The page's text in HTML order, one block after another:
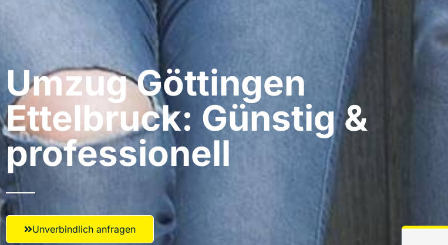
Umzug Göttingen​
Ettelbruck: Günstig &
professionell​
Unverbindlich anfragen